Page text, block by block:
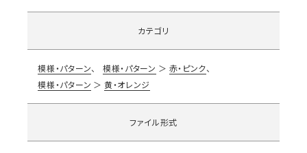
カテゴリ
模様・パターン 模様・パターン
赤・ピンク
模様・パターン
黄・オレンジ
ファイル形式